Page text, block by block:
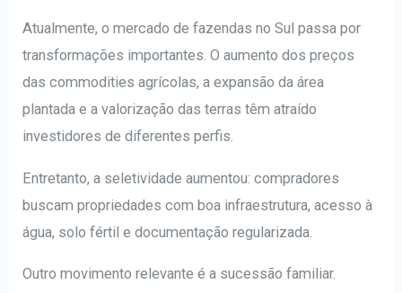
Atualmente, o mercado de fazendas no Sul passa por
transformações importantes. O aumento dos preços
das commodities agrícolas, a expansão da área
plantada e a valorização das terras têm atraído
investidores de diferentes perfis.
Entretanto, a seletividade aumentou: compradores
buscam propriedades com boa infraestrutura, acesso à
água, solo fértil e documentação regularizada.
Outro movimento relevante é a sucessão familiar.